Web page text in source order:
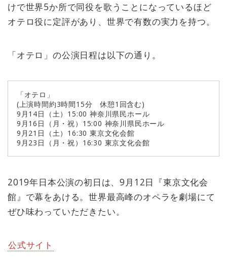
けで世界5か所で同役を歌うことになっているほど
オテロ役に定評があり、世界で有数の実力を持つ。
「オテロ」の公演日程は以下の通り。
「オテロ」
(上演時間約3時間15分 休憩1回含む)
9月14日（土）15:00 神奈川県民ホール
9月16日（月・祝）15:00 神奈川県民ホール
9月21日（土）16:30 東京文化会館
9月23日（月・祝）16:30 東京文化会館
2019年日本公演の初日は、9月12日『東京文化会
館』で幕をあける。世界最高峰のオペラを劇場にて
ぜひ味わっていただきたい。
公式サイト